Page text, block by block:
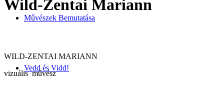
Művészek Bemutatása
Vedd és Vidd!
Wild-Zentai Mariann
WILD-ZENTAI MARIANN
vizuális művész